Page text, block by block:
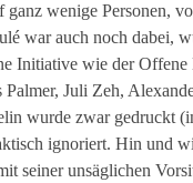
ganz wenige Personen,
war auch noch dabei,
Initiative wie der
Palmer, Juli Zeh,
wurde zwar gedruckt
ignoriert. Hin und
seiner unsäglichen